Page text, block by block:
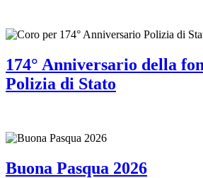
174° Anniversario della
Polizia di Stato
Buona Pasqua 2026